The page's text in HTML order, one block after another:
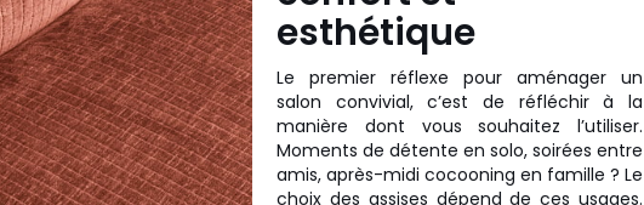
esthétique
Le premier réflexe pour aménager un
salon convivial, c’est de réfléchir à la
manière dont vous souhaitez l’utiliser.
Moments de détente en solo, soirées entre
amis, après-midi cocooning en famille ? Le
choix des assises dépend de ces usages.